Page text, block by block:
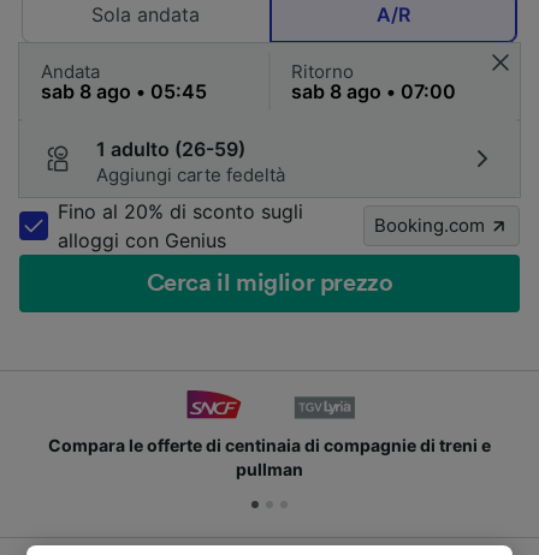
Sola andata
A/R
Andata Ritorno
1 adulto (26-59)
Aggiungi carte fedeltà
Fino al 20% di sconto sugli
alloggi con Genius
Booking.com
Cerca il miglior prezzo
Compara le offerte di centinaia di compagnie di treni e
pullman